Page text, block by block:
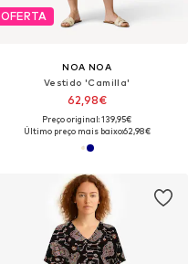
OFERTA
NOA NOA
Vestido 'Camilla'
62,98€
Preço original: 139,95€
Último preço mais baixo:62,98€